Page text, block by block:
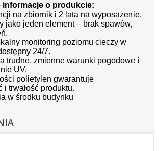
informacje o produkcie:
na zbiornik i 2 lata na wyposażenie.
jako jeden element – brak spawów,
monitoring poziomu cieczy w
24/7.
trudne, zmienne warunki pogodowe i
UV.
polietylen gwarantuje
i trwałość produktu.
w środku budynku